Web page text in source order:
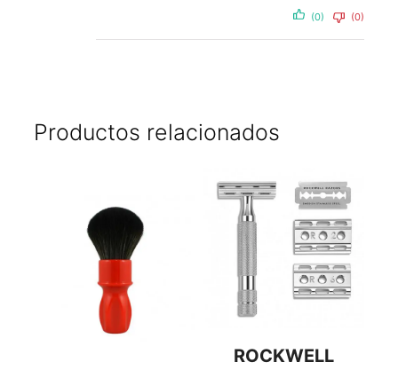
(0) (0)
Productos relacionados
ROCKWELL